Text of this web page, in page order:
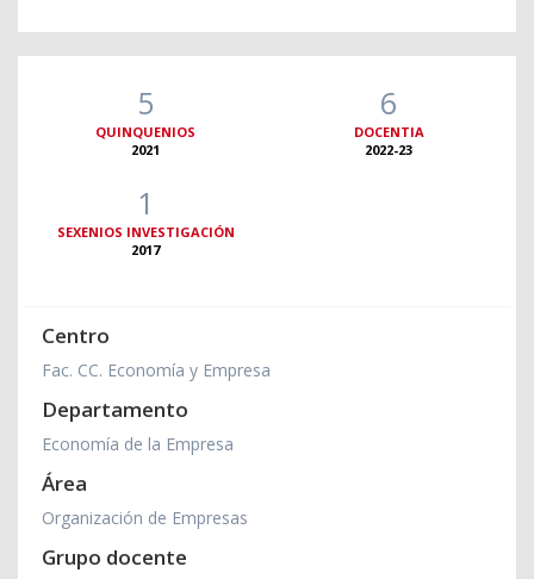
5
QUINQUENIOS
2021
6
DOCENTIA
2022-23
1
SEXENIOS INVESTIGACIÓN
2017
Centro
Fac. CC. Economía y Empresa
Departamento
Economía de la Empresa
Área
Organización de Empresas
Grupo docente